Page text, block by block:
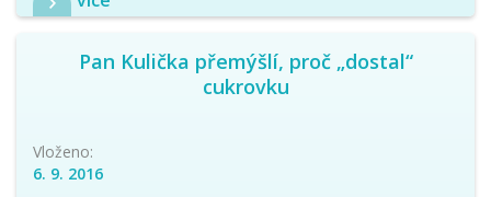
Pan Kulička přemýšlí, proč „dostal“
cukrovku
Vloženo:
6. 9. 2016